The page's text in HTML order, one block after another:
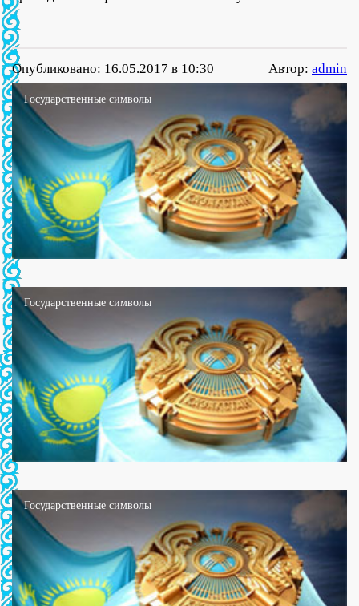
Опубликовано: 16.05.2017 в 10:30 Автор: admin
Государственные символы
Государственные символы
Государственные символы